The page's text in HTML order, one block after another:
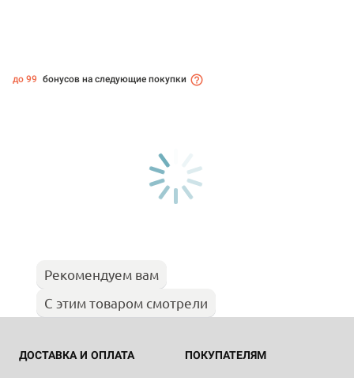
до 99 бонусов на следующие покупки
Рекомендуем вам
С этим товаром смотрели
ДОСТАВКА И ОПЛАТА ПОКУПАТЕЛЯМ